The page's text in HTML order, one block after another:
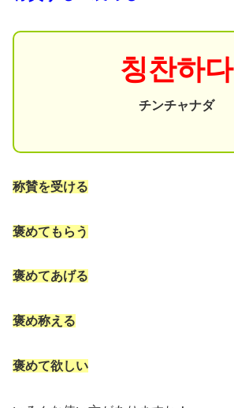
칭찬하다
チンチャナダ
称賛を受ける
褒めてもらう
褒めてあげる
褒め称える
褒めて欲しい